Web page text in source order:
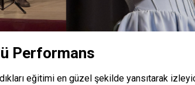
Performans
eğitimi en güzel şekilde yansıtarak